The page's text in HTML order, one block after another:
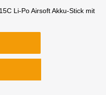
Li-Po Airsoft Akku-Stick mit